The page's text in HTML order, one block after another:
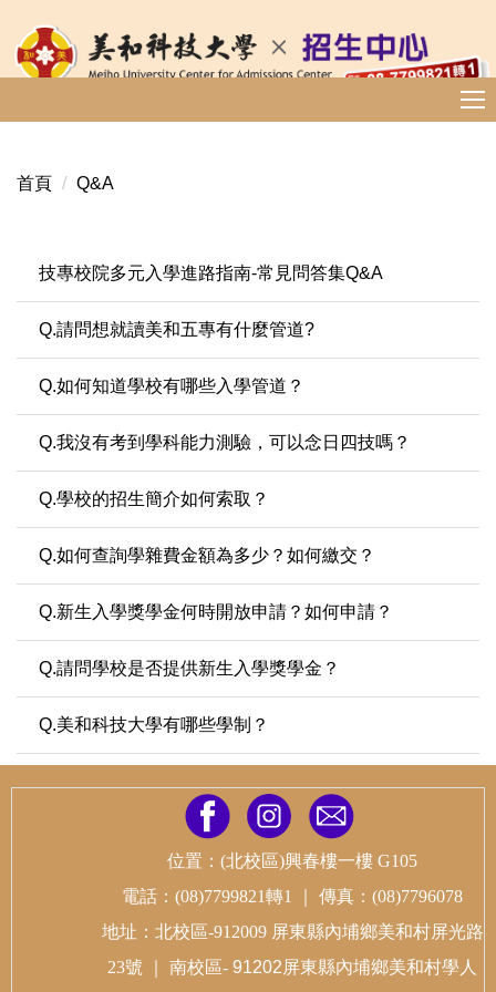
到
主
內
區
首頁 Q&A
技專校院多元入學進路指南-常見問答集Q&A
Q.請問想就讀美和五專有什麼管道?
Q.如何知道學校有哪些入學管道？
Q.我沒有考到學科能力測驗，可以念日四技嗎？
Q.學校的招生簡介如何索取？
Q.如何查詢學雜費金額為多少？如何繳交？
Q.新生入學獎學金何時開放申請？如何申請？
Q.請問學校是否提供新生入學獎學金？
Q.美和科技大學有哪些學制？
位置：(北校區)興春樓一樓 G105
電話：(08)7799821轉1
傳真：(08)7796078
地址：北校區-912009 屏東縣內埔鄉美和村屏光路
23號
南校區- 91202屏東縣內埔鄉美和村學人